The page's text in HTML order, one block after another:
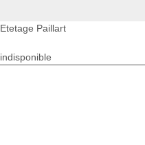
Etetage Paillart
indisponible